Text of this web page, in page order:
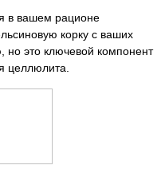
в вашем рационе
корку с ваших
это ключевой компонент
целлюлита.